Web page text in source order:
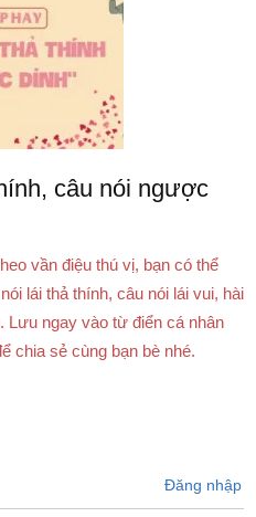
câu nói ngược
vần điệu thú vị, bạn có thể
lái thả thính, câu nói lái vui, hài
ngay vào từ điển cá nhân
chia sẻ cùng bạn bè nhé.
Đăng nhập